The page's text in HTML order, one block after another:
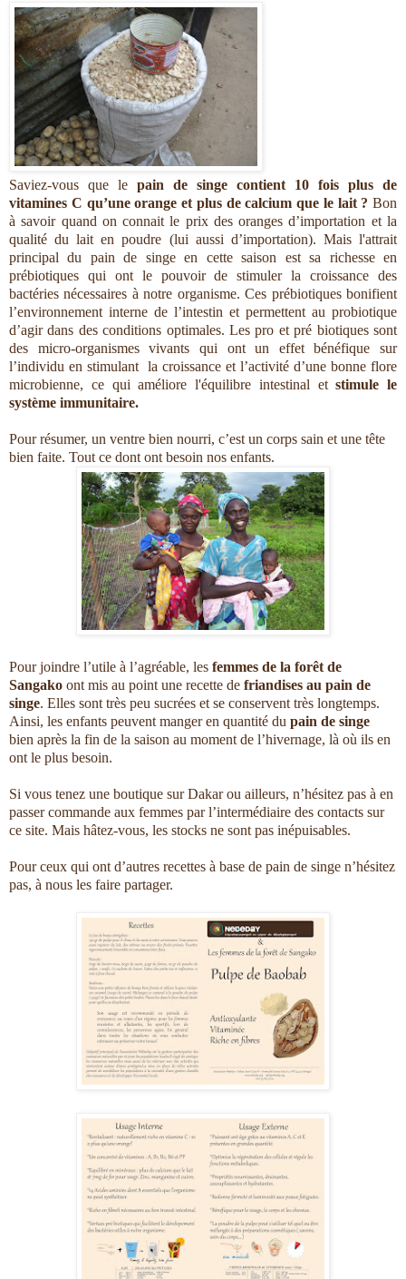
Saviez-vous que le pain de singe contient 10 fois plus de
vitamines C qu’une orange et plus de calcium que le lait ? Bon
à savoir quand on connait le prix des oranges d’importation et la
qualité du lait en poudre (lui aussi d’importation). Mais l'attrait
principal du pain de singe en cette saison est sa richesse en
prébiotiques qui ont le pouvoir de stimuler la croissance des
bactéries nécessaires à notre organisme. Ces prébiotiques bonifient
l’environnement interne de l’intestin et permettent au probiotique
d’agir dans des conditions optimales. Les pro et pré biotiques sont
des micro-organismes vivants qui ont un effet bénéfique sur
l’individu en stimulant la croissance et l’activité d’une bonne flore
microbienne, ce qui améliore l'équilibre intestinal etstimule le
système immunitaire.
Pour résumer, un ventre bien nourri, c’est un corps sain et une tête
bien faite. Tout ce dont ont besoin nos enfants.
Pour joindre l’utile à l’agréable, les femmes de la forêt de
Sangako ont mis au point une recette de friandises au pain de
singe. Elles sont très peu sucrées et se conservent très longtemps.
Ainsi, les enfants peuvent manger en quantité du pain de singe
bien après la fin de la saison au moment de l’hivernage, là où ils en
ont le plus besoin.
Si vous tenez une boutique sur Dakar ou ailleurs, n’hésitez pas à en
passer commande aux femmes par l’intermédiaire des contacts sur
ce site. Mais hâtez-vous, les stocks ne sont pas inépuisables.
Pour ceux qui ont d’autres recettes à base de pain de singe n’hésitez
pas, à nous les faire partager.